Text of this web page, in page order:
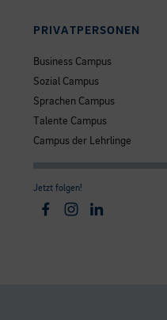
PRIVATPERSONEN
Business Campus
Sozial Campus
Sprachen Campus
Talente Campus
Campus der Lehrlinge
Jetzt folgen!
Facebook
Instagram
Linkedin